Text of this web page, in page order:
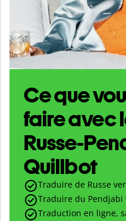
Ce que
faire avec
Russe-
Quillbot
Traduire de Russe
Traduire du Pendjabi
Traduction en ligne,